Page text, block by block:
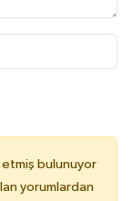
etmiş bulunuyor
yorumlardan